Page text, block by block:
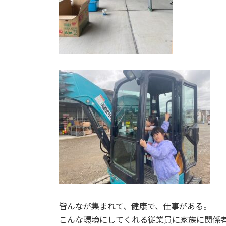
皆んなが集まれて、健康で、仕事がある。
こんな環境にしてくれる従業員に家族に関係